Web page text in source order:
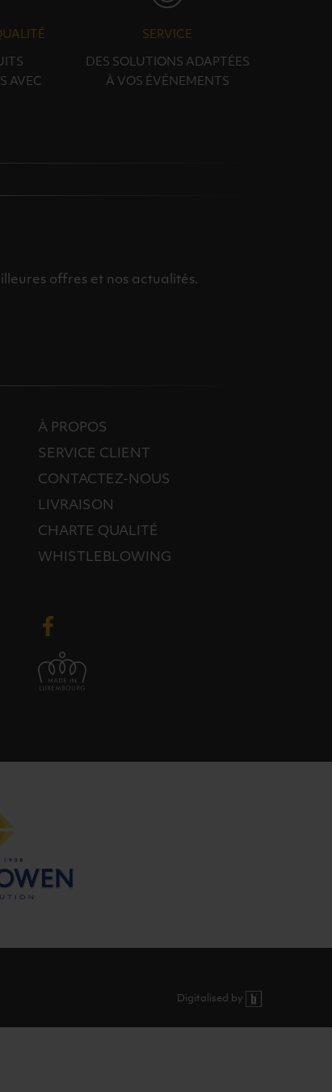
AVEC
SERVICE
DES SOLUTIONS ADAPTÉES
À VOS ÉVÉNEMENTS
offres et nos actualités.
À PROPOS
SERVICE CLIENT
CONTACTEZ-NOUS
LIVRAISON
CHARTE QUALITÉ
WHISTLEBLOWING
Digitalised by